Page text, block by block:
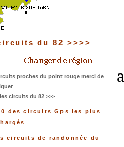
du 82 >>>>
proches du point rouge merci de
circuits du 82 >>>
des circuits Gps les plus
circuits de randonnée du